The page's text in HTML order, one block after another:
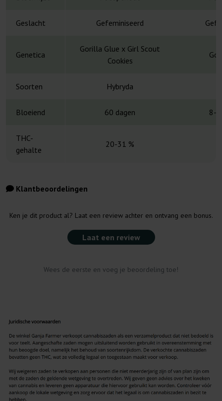
Geslacht Gefeminiseerd
Genetica
Gorilla Glue x Girl Scout
Cookies
Soorten Hybryda
Bloeiend 60 dagen 8-
THC-
gehalte
20-31 %
Klantbeoordelingen
Ken je dit product al? Laat een review achter en ontvang een bonus.
Laat een review
Wees de eerste en voeg je beoordeling toe!